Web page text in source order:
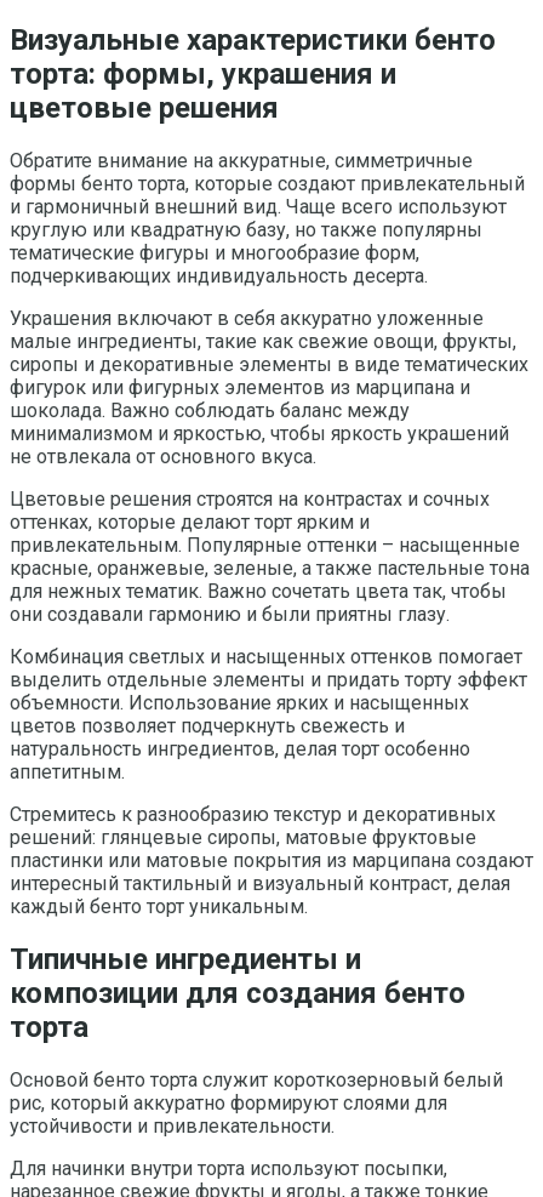
Визуальные характеристики бенто
торта: формы, украшения и
цветовые решения
Обратите внимание на аккуратные, симметричные
формы бенто торта, которые создают привлекательный
и гармоничный внешний вид. Чаще всего используют
круглую или квадратную базу, но также популярны
тематические фигуры и многообразие форм,
подчеркивающих индивидуальность десерта.
Украшения включают в себя аккуратно уложенные
малые ингредиенты, такие как свежие овощи, фрукты,
сиропы и декоративные элементы в виде тематических
фигурок или фигурных элементов из марципана и
шоколада. Важно соблюдать баланс между
минимализмом и яркостью, чтобы яркость украшений
не отвлекала от основного вкуса.
Цветовые решения строятся на контрастах и сочных
оттенках, которые делают торт ярким и
привлекательным. Популярные оттенки – насыщенные
красные, оранжевые, зеленые, а также пастельные тона
для нежных тематик. Важно сочетать цвета так, чтобы
они создавали гармонию и были приятны глазу.
Комбинация светлых и насыщенных оттенков помогает
выделить отдельные элементы и придать торту эффект
объемности. Использование ярких и насыщенных
цветов позволяет подчеркнуть свежесть и
натуральность ингредиентов, делая торт особенно
аппетитным.
Стремитесь к разнообразию текстур и декоративных
решений: глянцевые сиропы, матовые фруктовые
пластинки или матовые покрытия из марципана создают
интересный тактильный и визуальный контраст, делая
каждый бенто торт уникальным.
Типичные ингредиенты и
композиции для создания бенто
торта
Основой бенто торта служит короткозерновый белый
рис, который аккуратно формируют слоями для
устойчивости и привлекательности.
Для начинки внутри торта используют посыпки,
нарезанное свежие фрукты и ягоды, а также тонкие